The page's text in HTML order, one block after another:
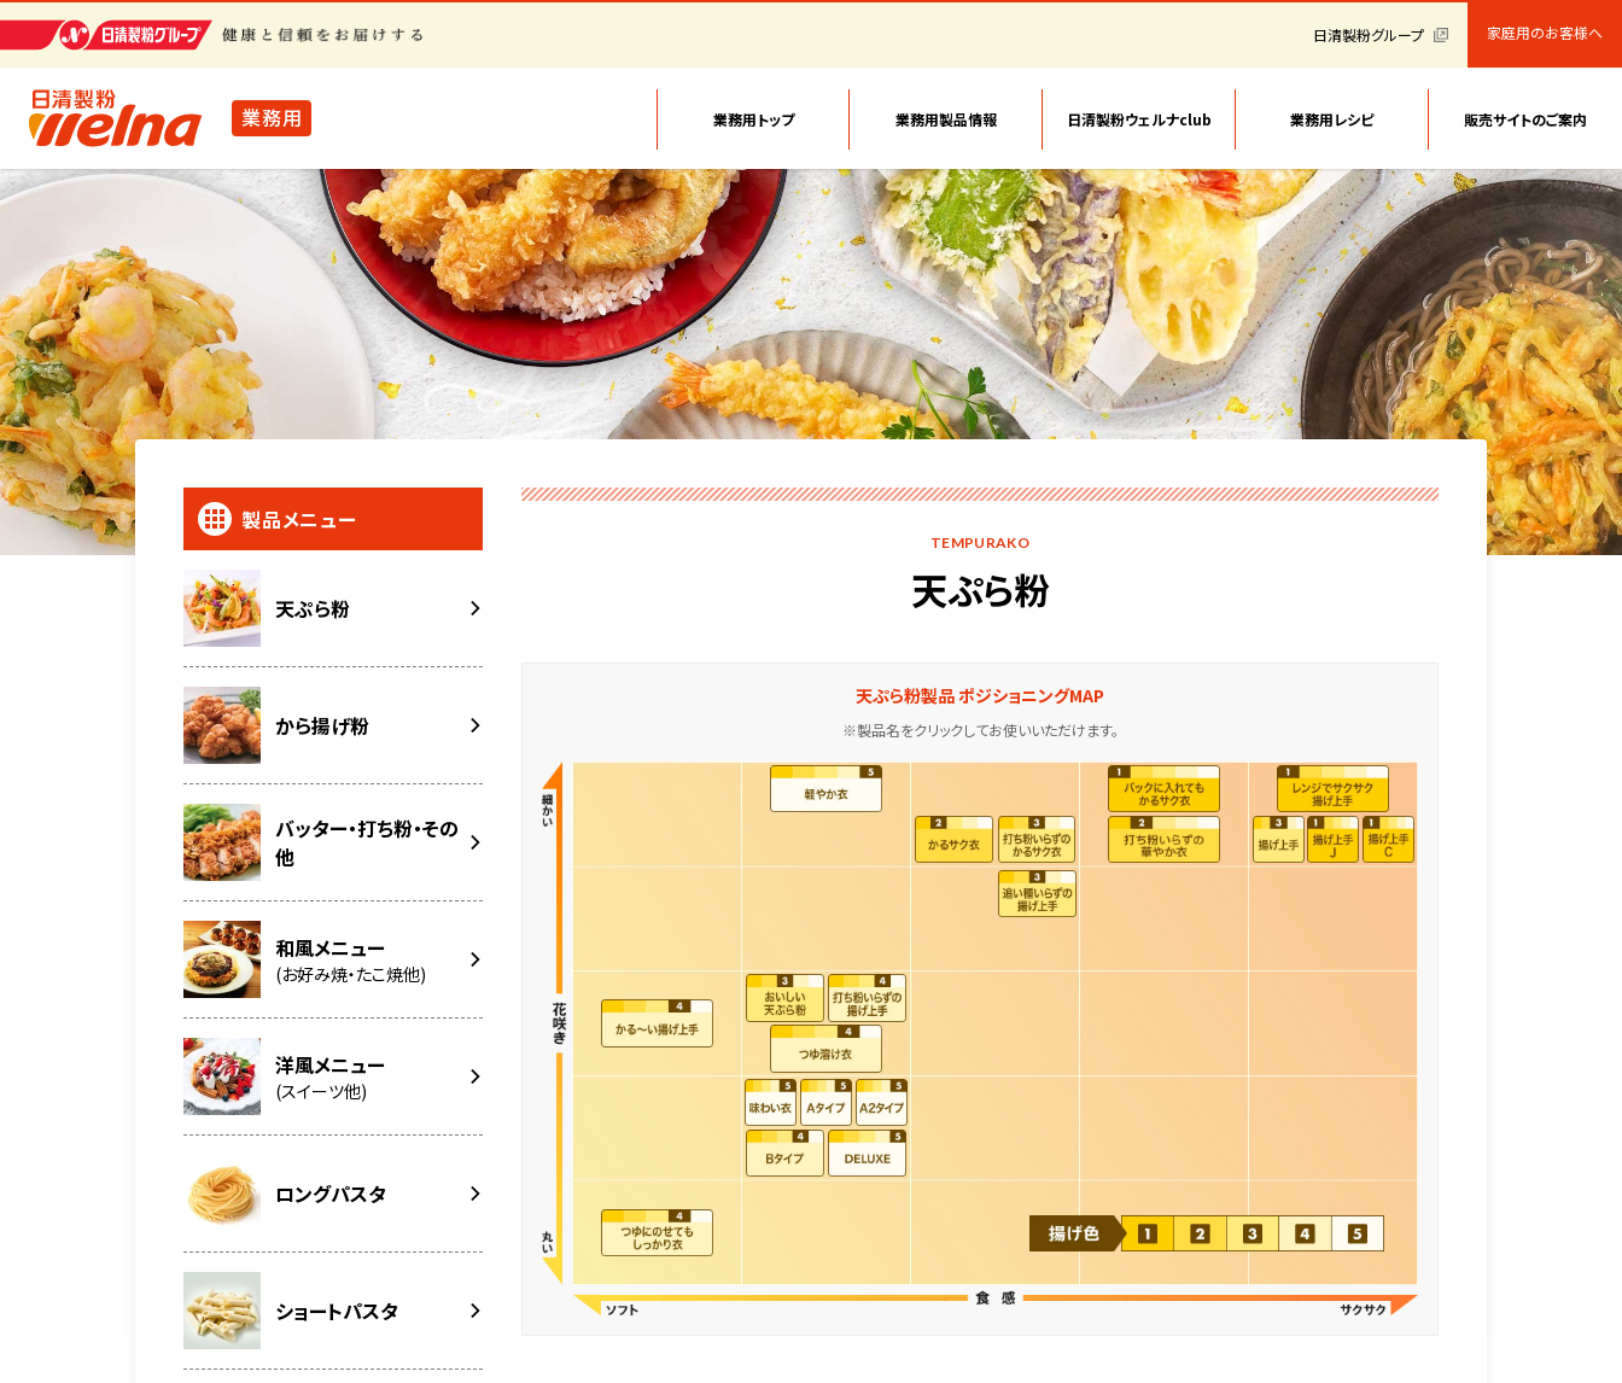
日清製粉グループ 家庭用のお客様へ
業務用 業務用トップ 業務用製品情報 日清製粉ウェルナclub 業務用レシピ 販売サイトのご案内
TEMPURAKO
天ぷら粉
天ぷら粉製品 ポジショニングMAP
※製品名をクリックしてお使いいただけます。
製品メニュー
天ぷら粉
から揚げ粉
バッター・打ち粉・その
他
和風メニュー
(お好み焼・たこ焼他)
洋風メニュー
(スイーツ他)
ロングパスタ
ショートパスタ